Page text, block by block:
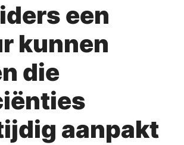
een
kunnen
die
aanpakt